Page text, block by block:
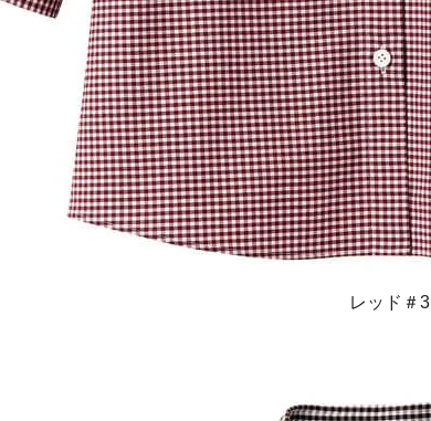
レッド＃3